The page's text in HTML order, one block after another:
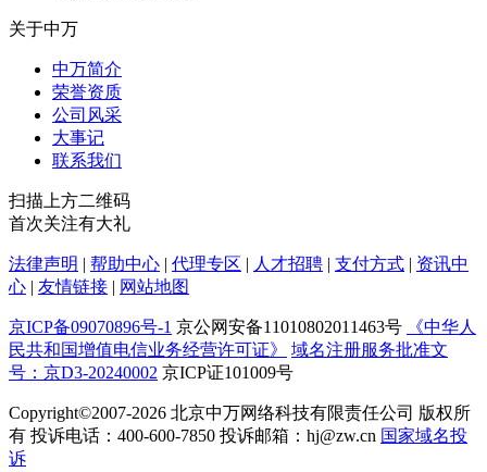
关于中万
中万简介
荣誉资质
公司风采
大事记
联系我们
扫描上方二维码
首次关注有大礼
法律声明 | 帮助中心 | 代理专区 | 人才招聘 | 支付方式 | 资讯中
心 | 友情链接 | 网站地图
京ICP备09070896号-1 京公网安备11010802011463号
《中华人
民共和国增值电信业务经营许可证》
域名注册服务批准文
号：京D3-20240002 京ICP证101009号
Copyright©2007-2026 北京中万网络科技有限责任公司 版权所
有 投诉电话：400-600-7850 投诉邮箱：hj@zw.cn 国家域名投
诉